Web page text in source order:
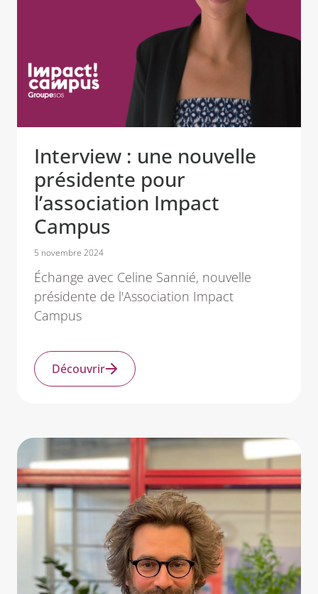
Interview : une nouvelle
présidente pour
l’association Impact
Campus
5 novembre 2024
Échange avec Celine Sannié, nouvelle
présidente de l'Association Impact
Campus
Découvrir